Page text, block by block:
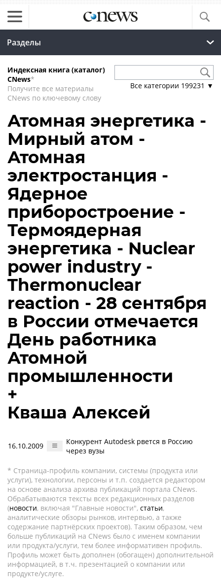
Разделы
Индексная книга (каталог)
CNews*
Получите все материалы
CNews по ключевому слову
Все категории 199231 ▼
Атомная энергетика -
Мирный атом -
Атомная
электростанция -
Ядерное
приборостроение -
Термоядерная
энергетика - Nuclear
power industry -
Thermonuclear
reaction - 28 сентября
в России отмечается
День работника
Атомной
промышленности
+
Кваша Алексей
16.10.2009
Конкурент Autodesk рвется в Россию
через вузы
* Страница-профиль компании, системы (продукта или
услуги), технологии, персоны и т.п. создается редактором
на основе анализа архива публикаций портала CNews.
Обрабатываются тексты всех редакционных разделов
(новости, включая "Главные новости", статьи,
аналитические обзоры рынков, интервью, а также
содержание партнёрских проектов). Таким образом, чем
больше публикаций на CNews было с именем компании
или продукта/услуги, тем более информативен профиль.
Профиль может быть дополнен (обогащен) дополнительной
информацией, в т.ч. презентацией о компании или
продукте/услуге.